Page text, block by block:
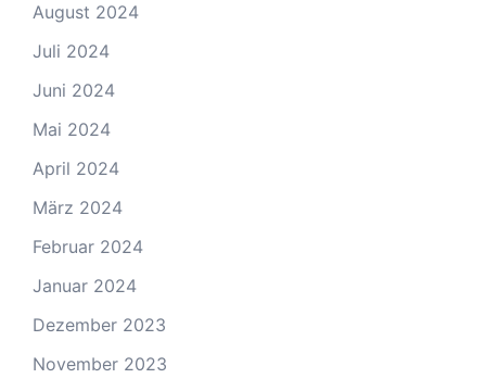
August 2024
Juli 2024
Juni 2024
Mai 2024
April 2024
März 2024
Februar 2024
Januar 2024
Dezember 2023
November 2023